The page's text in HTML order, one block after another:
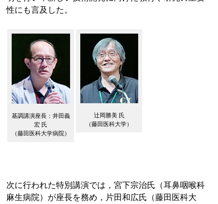
性にも言及した。
基調講演座長：井田義
宏 氏
（藤田医科大学病院）
辻岡勝美 氏
（藤田医科大学）
次に行われた特別講演では，宮下宗治氏（耳鼻咽喉科
麻生病院）が座長を務め，片田和広氏（藤田医科大